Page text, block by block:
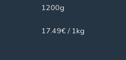
1200g
17.49€ / 1kg